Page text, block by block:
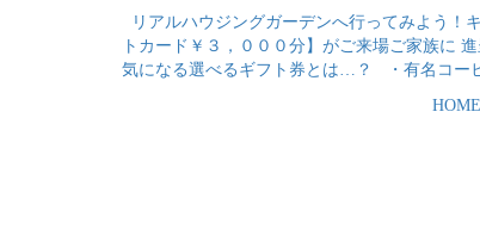
リアルハウジングガーデンへ行ってみよう！
トカード￥３，０００分】がご来場ご家族に
気になる選べるギフト券とは…？ ・有名コ
HOME